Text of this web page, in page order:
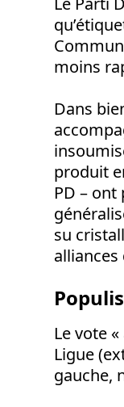
moins
Dans
produit
PD –
su
alliances
Le vote
Ligue
gauche,